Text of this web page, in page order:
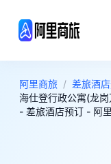
阿里商旅 / 差旅酒
海仕登行政公寓(龙
- 差旅酒店预订 - 阿